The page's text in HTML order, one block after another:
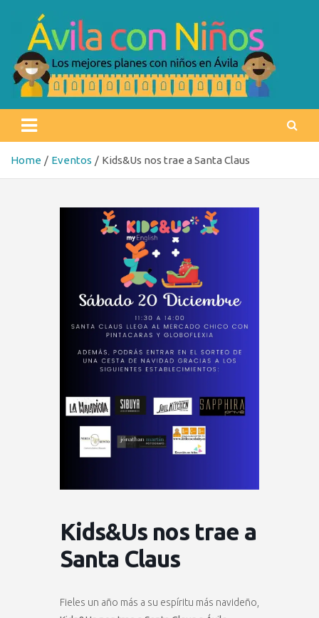
content
Ávila con niños
Home Eventos Kids&Us nos trae a Santa Claus
Kids&Us nos trae a
Santa Claus
Fieles un año más a su espíritu más navideño,